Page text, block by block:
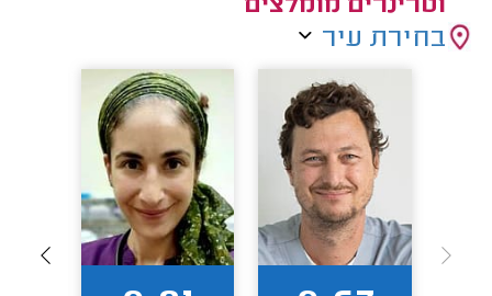
וטרינרים מומלצים
בחירת עיר